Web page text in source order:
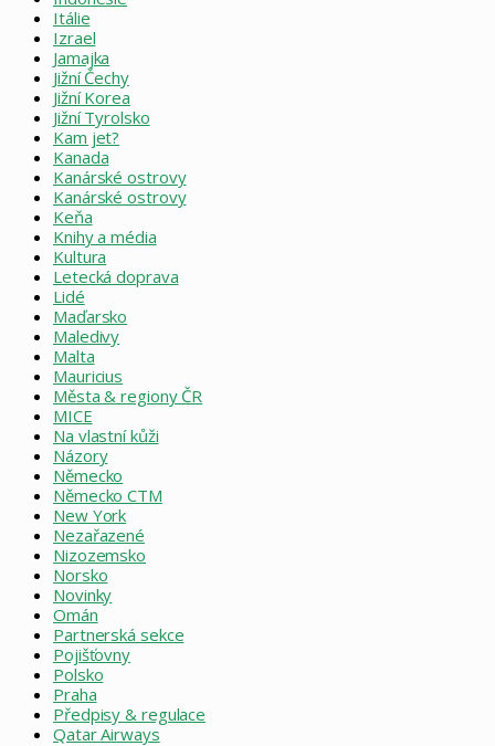
Itálie
Izrael
Jamajka
Jižní Čechy
Jižní Korea
Jižní Tyrolsko
Kam jet?
Kanada
Kanárské ostrovy
Kanárské ostrovy
Keňa
Knihy a média
Kultura
Letecká doprava
Lidé
Maďarsko
Maledivy
Malta
Mauricius
Města & regiony ČR
MICE
Na vlastní kůži
Názory
Německo
Německo CTM
New York
Nezařazené
Nizozemsko
Norsko
Novinky
Omán
Partnerská sekce
Pojišťovny
Polsko
Praha
Předpisy & regulace
Qatar Airways